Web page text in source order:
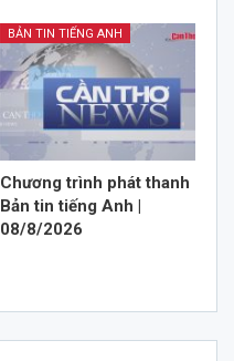
BẢN TIN TIẾNG ANH
Chương trình phát thanh
Bản tin tiếng Anh |
08/8/2026